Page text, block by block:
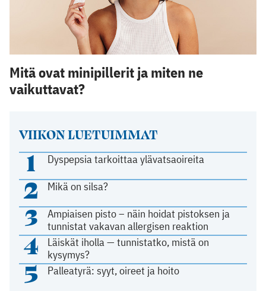
VIIKON LUETUIMMAT
1 Dyspepsia tarkoittaa ylävatsaoireita
2 Mikä on silsa?
3
Ampiaisen pisto – näin hoidat pistoksen ja
tunnistat vakavan allergisen reaktion
4
Läiskät iholla — tunnistatko, mistä on
kysymys?
5 Palleatyrä: syyt, oireet ja hoito
Mitä ovat minipillerit ja miten ne
vaikuttavat?